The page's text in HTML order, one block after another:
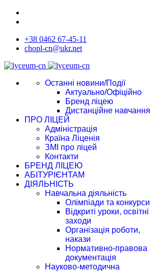
+38 0462 67-45-11
chopl-cn@ukr.net
Останні новини/Події
Актуально/Офіційно
Бренд ліцею
Дистанційне навчання
ПРО ЛІЦЕЙ
Адміністрація
Країна Ліценія
ЗМІ про ліцей
Контакти
БРЕНД ЛІЦЕЮ
АБІТУРІЄНТАМ
ДІЯЛЬНІСТЬ
Навчальна діяльність
Олімпіади та конкурси
Відкриті уроки, освітні
заходи
Організація роботи,
накази
Нормативно-правова
документація
Науково-методична